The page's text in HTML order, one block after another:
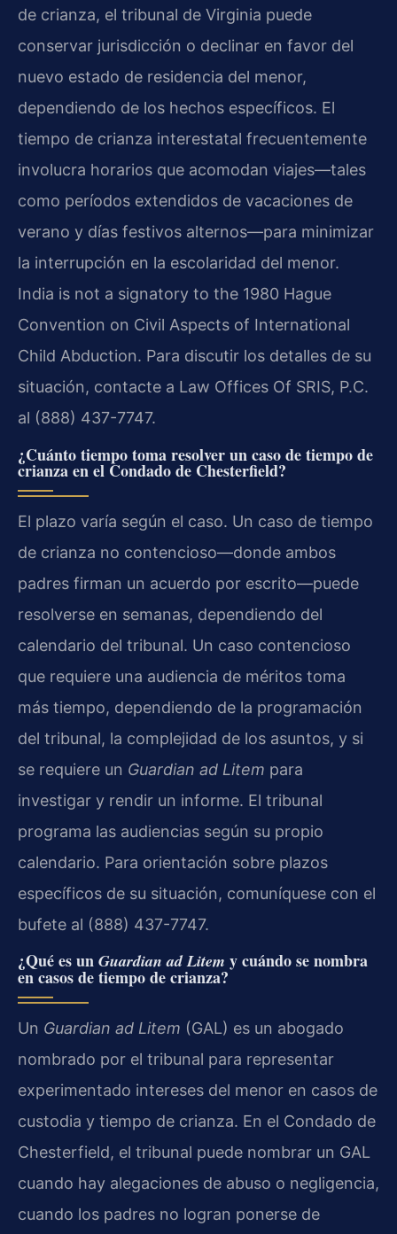
de crianza, el tribunal de Virginia puede
conservar jurisdicción o declinar en favor del
nuevo estado de residencia del menor,
dependiendo de los hechos específicos. El
tiempo de crianza interestatal frecuentemente
involucra horarios que acomodan viajes—tales
como períodos extendidos de vacaciones de
verano y días festivos alternos—para minimizar
la interrupción en la escolaridad del menor.
India is not a signatory to the 1980 Hague
Convention on Civil Aspects of International
Child Abduction. Para discutir los detalles de su
situación, contacte a Law Offices Of SRIS, P.C.
al (888) 437-7747.
¿Cuánto tiempo toma resolver un caso de tiempo de
crianza en el Condado de Chesterfield?
El plazo varía según el caso. Un caso de tiempo
de crianza no contencioso—donde ambos
padres firman un acuerdo por escrito—puede
resolverse en semanas, dependiendo del
calendario del tribunal. Un caso contencioso
que requiere una audiencia de méritos toma
más tiempo, dependiendo de la programación
del tribunal, la complejidad de los asuntos, y si
se requiere un Guardian ad Litem para
investigar y rendir un informe. El tribunal
programa las audiencias según su propio
calendario. Para orientación sobre plazos
específicos de su situación, comuníquese con el
bufete al (888) 437-7747.
¿Qué es un Guardian ad Litem y cuándo se nombra
en casos de tiempo de crianza?
Un Guardian ad Litem (GAL) es un abogado
nombrado por el tribunal para representar
experimentado intereses del menor en casos de
custodia y tiempo de crianza. En el Condado de
Chesterfield, el tribunal puede nombrar un GAL
cuando hay alegaciones de abuso o negligencia,
cuando los padres no logran ponerse de